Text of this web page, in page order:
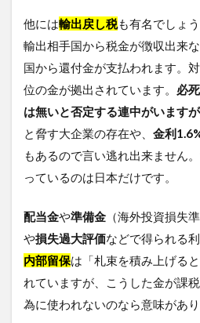
他には輸出戻し税も有名でしょ
輸出相手国から税金が徴収出来
国から還付金が支払われます。
位の金が拠出されています。 必
は無いと否定する連中がいますが
と脅す大企業の存在や、 金利
もあるので言い逃れ出来ません
っているのは日本だけです。
配当金や準備金 （海外投資損失
や損失過大評価などで得られる
内部留保は「札束を積み上げる
れていますが、こうした金が課
為に使われないのなら意味があり